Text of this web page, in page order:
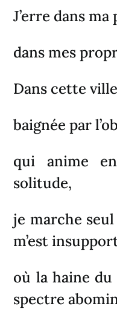
J’erre dans
dans mes
Dans cette
baignée par
qui anime
solitude,
je marche
m’est
où la haine
spectre